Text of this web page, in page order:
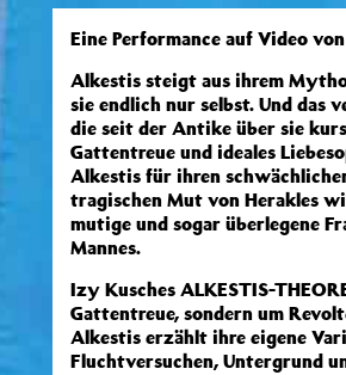
Eine Performance auf Video
Alkestis steigt aus ihrem
sie endlich nur selbst. Und das
die seit der Antike über sie
Gattentreue und ideales
Alkestis für ihren
tragischen Mut von Herakles
mutige und sogar überlegene
Mannes.
Izy Kusches ALKESTIS-
Gattentreue, sondern um
Alkestis erzählt ihre eigene
Fluchtversuchen, Untergrund